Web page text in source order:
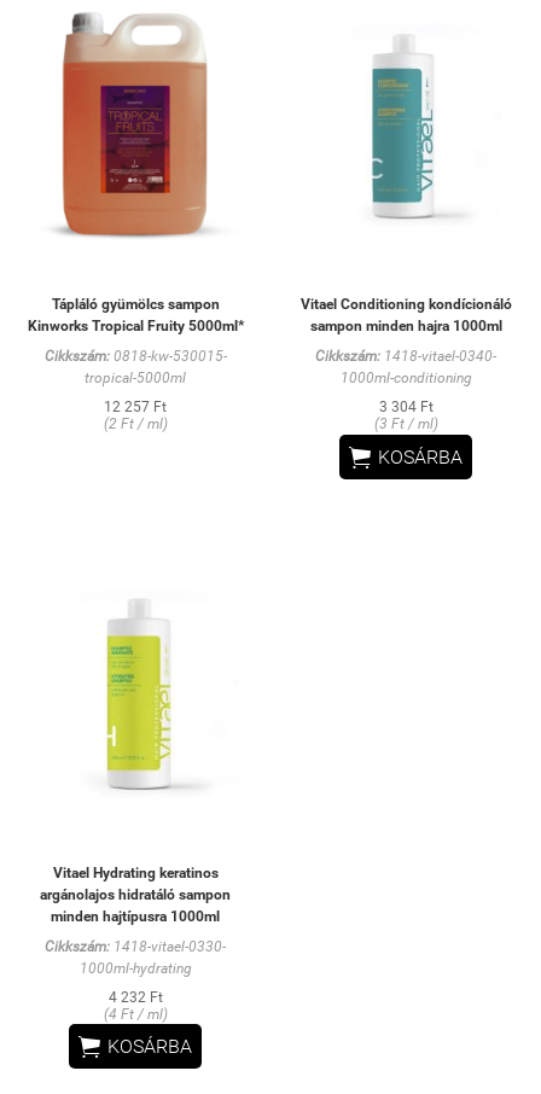
Tápláló gyümölcs sampon
Kinworks Tropical Fruity 5000ml*
Cikkszám:0818-kw-530015-
tropical-5000ml
12 257 Ft
(2 Ft / ml)
Vitael Conditioning kondícionáló
sampon minden hajra 1000ml
Cikkszám: 1418-vitael-0340-
1000ml-conditioning
3 304 Ft
(3 Ft / ml)
 KOSÁRBA
Vitael Hydrating keratinos
argánolajos hidratáló sampon
minden hajtípusra 1000ml
Cikkszám: 1418-vitael-0330-
1000ml-hydrating
4 232 Ft
(4 Ft / ml)
 KOSÁRBA